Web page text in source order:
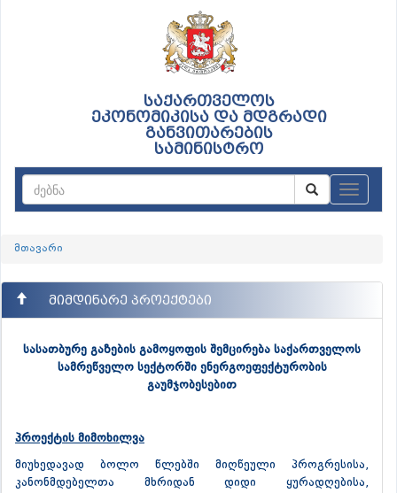
საქართველოს
ეკონომიკისა და მდგრადი
განვითარების
სამინისტრო
მთავარი
მიმდინარე პროექტები
სასათბურე გაზების გამოყოფის შემცირება საქართველოს
სამრეწველო სექტორში ენერგოეფექტურობის
გაუმჯობესებით
პროექტის მიმოხილვა
მიუხედავად ბოლო წლებში მიღწეული პროგრესისა,
კანონმდებელთა მხრიდან დიდი ყურადღებისა,